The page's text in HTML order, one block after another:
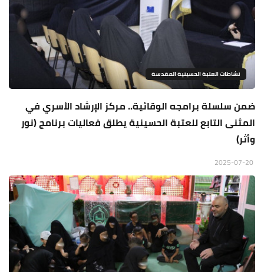
نشاطات العتبة الحسينية المقدسة
ضمن سلسلة برامجه الوقائية.. مركز الإرشاد الأسري في
المثنى التابع للعتبة الحسينية يطلق فعاليات برنامج (نور
وأثر)